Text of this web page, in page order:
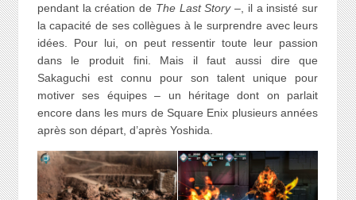
pendant la création de The Last Story–, il a insisté sur
la capacité de ses collègues à le surprendre avec leurs
idées. Pour lui, on peut ressentir toute leur passion
dans le produit fini. Mais il faut aussi dire que
Sakaguchi est connu pour son talent unique pour
motiver ses équipes – un héritage dont on parlait
encore dans les murs de Square Enix plusieurs années
après son départ, d’après Yoshida.